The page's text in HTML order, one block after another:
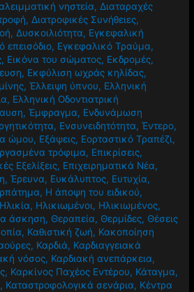
νηστεία, Διαταραχές
, Διατροφικές Συνήθειες,
, Δυσκοιλιότητα, Εγκεφαλική
επεισόδιο, Εγκεφαλικό Τραύμα,
, Εικόνα του σώματος, Εκδρομές,
, Εκφύλιση ωχράς κηλίδας,
,Έλλειψη ύπνου, Ελληνική
, Ελληνική Οδοντιατρική
,Έμφραγμα, Ενδυνάμωση
, Ενσυνειδητότητα,Έντερο,
ώμου, Εξάψεις, Εορταστικό Τραπέζι,
τρόφιμα, Επικρίσεις,
Εξελίξεις, Επιχειρηματικά Νέα,
,Έρευνα, Ευκάλυπτος, Ευτυχία,
, Η άποψη του ειδικού,
Ηλικία, Ηλικιωμένοι, Ηλικιωμένος,
άσκηση, Θεραπεία, Θερμίδες, Θέσεις
, Καθιστική ζωή, Κακοποίηση
, Καρδιά, Καρδιαγγειακά
νόσος, Καρδιακή ανεπάρκεια,
, Καρκίνος Παχέος Εντέρου, Κάταγμα,
, Καταστροφολογικά σενάρια, Κέντρα